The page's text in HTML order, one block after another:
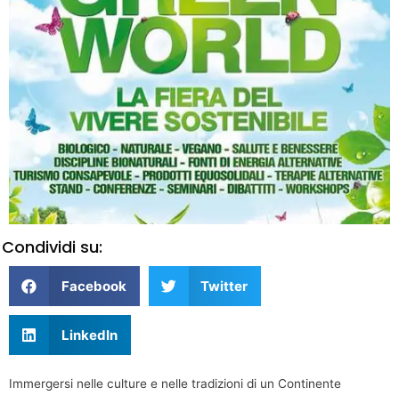
Condividi su:
Facebook Twitter
LinkedIn
Immergersi nelle culture e nelle tradizioni di un Continente